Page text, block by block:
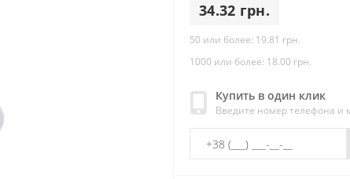
34.32 грн.
50 или более: 19.81 грн.
1000 или более: 18.00 грн.
Купить в один клик
Введите номер телефона и